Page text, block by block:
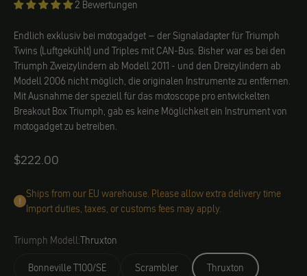
2 Bewertungen
Endlich exklusiv bei motogadget – der Signaladapter für Triumph
Twins (Luftgekühlt) und Triples mit CAN-Bus. Bisher war es bei den
Triumph Zweizylindern ab Modell 2011 - und den Dreizylindern ab
Modell 2006 nicht möglich, die originalen Instrumente zu entfernen.
Mit Ausnahme der speziell für das motoscope pro entwickelten
Breakout Box Triumph, gab es keine Möglichkeit ein Instrument von
motogadget zu betreiben.
Angebot
$222.00
Ships from our EU warehouse. Please allow extra delivery time
Import duties, taxes, or customs fees may apply.
Triumph Modell:Thruxton
Bonneville T100/SE
Scrambler Thruxton